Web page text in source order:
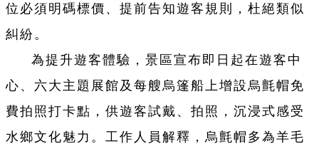
位必須明碼標價、提前告知遊客規則，杜絕類似
糾紛。
為提升遊客體驗，景區宣布即日起在遊客中
心、六大主題展館及每艘烏篷船上增設烏氈帽免
費拍照打卡點，供遊客試戴、拍照，沉浸式感受
水鄉文化魅力。工作人員解釋，烏氈帽多為羊毛